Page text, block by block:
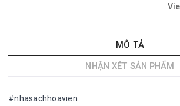
MÔ TẢ
NHẬN XÉT SẢN PHẨM
#nhasachhoavien